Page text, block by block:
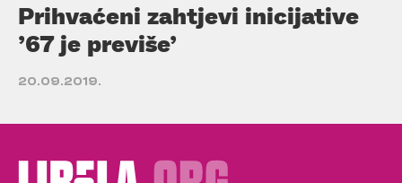
Prihvaćeni zahtjevi inicijative
’67 je previše’
20.09.2019.